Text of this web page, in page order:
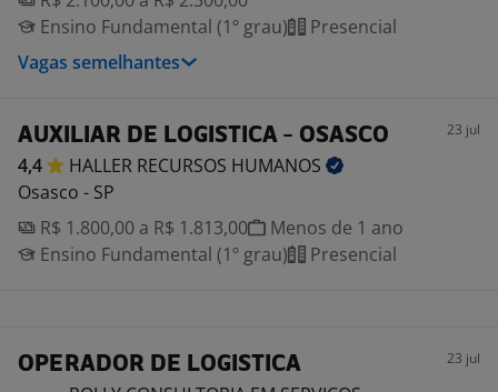
Ensino Fundamental (1º grau)
Presencial
Vagas semelhantes
AUXILIAR DE LOGISTICA - OSASCO 23 jul
4,4 HALLER RECURSOS HUMANOS
Osasco - SP
R$ 1.800,00 a R$ 1.813,00
Menos de 1 ano
Ensino Fundamental (1º grau)
Presencial
OPERADOR DE LOGISTICA 23 jul